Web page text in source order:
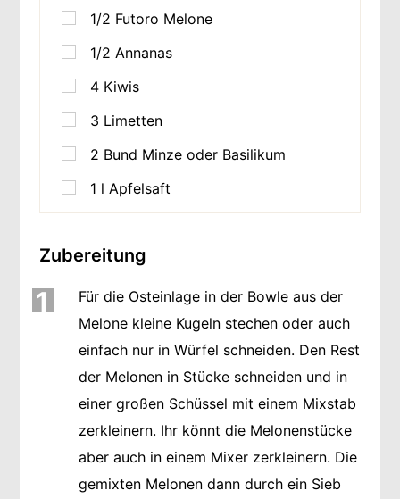
1/2 Futoro Melone
1/2 Annanas
4 Kiwis
3 Limetten
2 Bund Minze oder Basilikum
1 l Apfelsaft
Zubereitung
1
Für die Osteinlage in der Bowle aus der
Melone kleine Kugeln stechen oder auch
einfach nur in Würfel schneiden. Den Rest
der Melonen in Stücke schneiden und in
einer großen Schüssel mit einem Mixstab
zerkleinern. Ihr könnt die Melonenstücke
aber auch in einem Mixer zerkleinern. Die
gemixten Melonen dann durch ein Sieb